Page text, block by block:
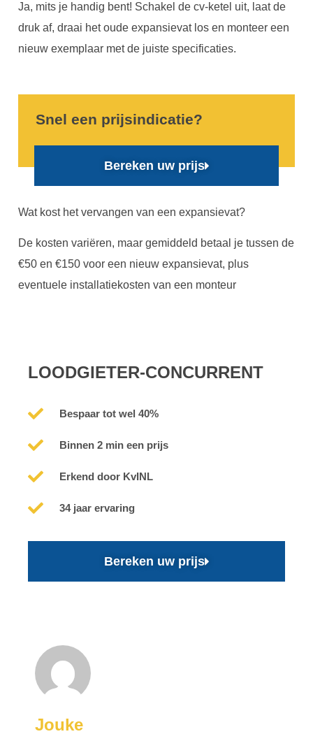
Ja, mits je handig bent! Schakel de cv-ketel uit, laat de
druk af, draai het oude expansievat los en monteer een
nieuw exemplaar met de juiste specificaties.
Snel een prijsindicatie?
Bereken uw prijs
Wat kost het vervangen van een expansievat?
De kosten variëren, maar gemiddeld betaal je tussen de
€50 en €150 voor een nieuw expansievat, plus
eventuele installatiekosten van een monteur
LOODGIETER-CONCURRENT
Bespaar tot wel 40%
Binnen 2 min een prijs
Erkend door KvINL
34 jaar ervaring
Bereken uw prijs
Jouke